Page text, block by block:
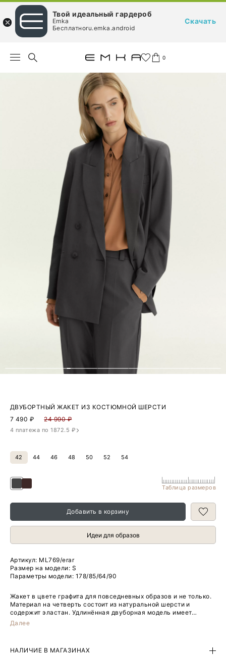
0
ДВУБОРТНЫЙ ЖАКЕТ ИЗ КОСТЮМНОЙ ШЕРСТИ
7 490 ₽ 24 990 ₽
4 платежа по 1872.5 ₽
42 44 46 48 50 52 54
Таблица размеров
Добавить в корзину
Идеи для образов
Артикул: ML769/erar
Размер на модели: S
Параметры модели: 178/85/64/90
Жакет в цвете графита для повседневных образов и не только.
Материал на четверть состоит из натуральной шерсти и
содержит эластан. Удлинённая двуборная модель имеет
универсальный прямой крой. Дополнена английским
воротником. Завершить образ можно брюками из комплекта.
Далее
НАЛИЧИЕ В МАГАЗИНАХ
Твой идеальный гардероб
Emka
Бесплатноru.emka.android
Скачать